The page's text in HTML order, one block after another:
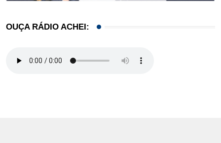
OUÇA RÁDIO ACHEI: